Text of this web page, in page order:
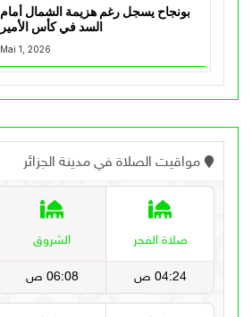
بونجاح يسجل رغم هزيمة الشمال أمام
السد في كأس الأمير
Mai 1, 2026